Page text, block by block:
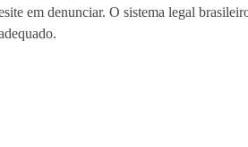
em denunciar. O sistema legal